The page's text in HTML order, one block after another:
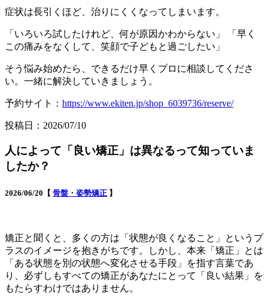
症状は長引くほど、治りにくくなってしまいます。
「いろいろ試したけれど、何が原因かわからない」 「早く
この痛みをなくして、笑顔で子どもと過ごしたい」
そう悩み始めたら、できるだけ早くプロに相談してくださ
い。一緒に解決していきましょう。
予約サイト： https://www.ekiten.jp/shop_6039736/reserve/
投稿日：2026/07/10
人によって「良い矯正」は異なるって知っていま
したか？
2026/06/20【 骨盤・姿勢矯正 】
矯正と聞くと、多くの方は「状態が良くなること」というプ
ラスのイメージを抱きがちです。しかし、本来「矯正」とは
「ある状態を別の状態へ変化させる手段」を指す言葉であ
り、必ずしもすべての矯正があなたにとって「良い結果」を
もたらすわけではありません。